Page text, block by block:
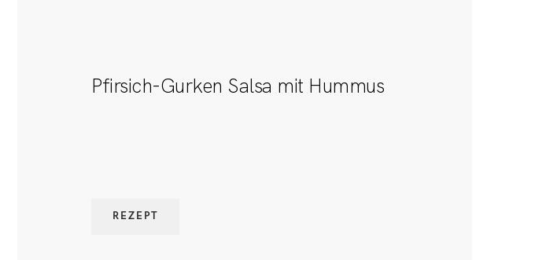
Pfirsich-Gurken Salsa mit Hummus
REZEPT